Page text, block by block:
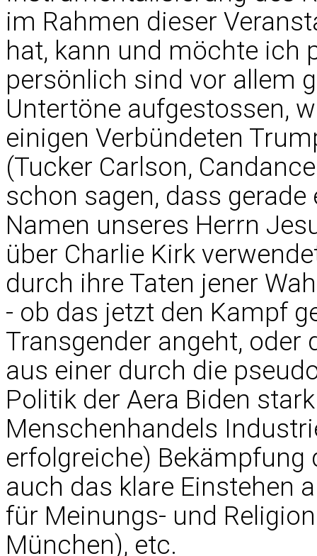
im Rahmen dieser
hat, kann und möchte ich
persönlich sind vor allem
Untertöne aufgestossen,
einigen Verbündeten
(Tucker Carlson,
schon sagen, dass
Namen unseres Herrn
über Charlie Kirk
durch ihre Taten jener
- ob das jetzt den Kampf
Transgender angeht, oder
aus einer durch die
Politik der Aera Biden
Menschenhandels
erfolgreiche)
auch das klare Einstehen
für Meinungs- und
München), etc.